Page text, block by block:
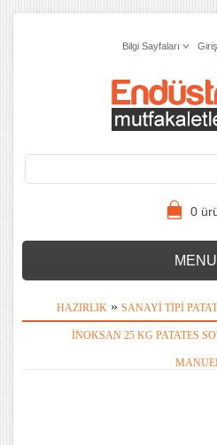
Bilgi Sayfaları Giriş
0
MENU
HAZIRLIK » SANAYI TIPI
İNOKSAN 25 KG PATATES